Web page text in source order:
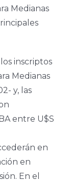
Medianas
inscriptos
Medianas
y, las
entre U$S
en
en
En el